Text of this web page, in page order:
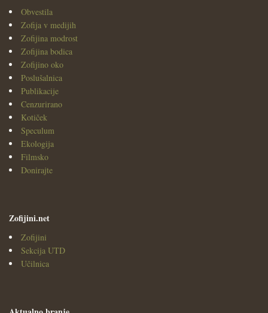
Obvestila
Zofija v medijih
Zofijina modrost
Zofijina bodica
Zofijino oko
Poslušalnica
Publikacije
Cenzurirano
Kotiček
Speculum
Ekologija
Filmsko
Donirajte
Zofijini.net
Zofijini
Sekcija UTD
Učilnica